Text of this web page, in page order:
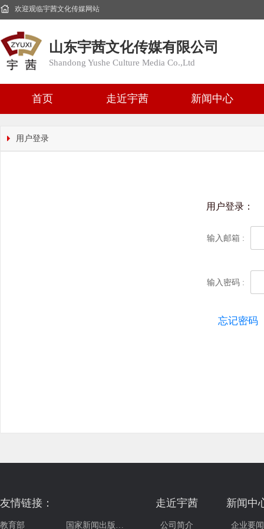
欢迎观临宇茜文化传媒网站
山东宇茜文化传媒有限公司
Shandong Yushe Culture Media Co.,Ltd
首页 走近宇茜 新闻中心
用户登录
用户登录：
输入邮箱 :
输入密码 :
忘记密码
友情链接：
教育部 国家新闻出版…
走近宇茜
公司简介
新闻中
企业要闻